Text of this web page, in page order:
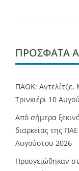
ΠΡΌΣΦΑΤΑ
ΠΑΟΚ: Αντελίτζε,
Τρινκιέρι 10
Από σήμερα
διαρκείας της
Αυγούστου 2026
Προσγειώθηκαν